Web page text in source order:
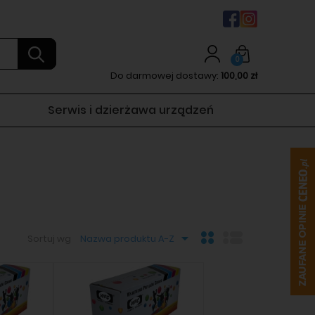
0
Do darmowej dostawy: 100,00 zł
Serwis i dzierżawa urządzeń
Nazwa produktu A-Z